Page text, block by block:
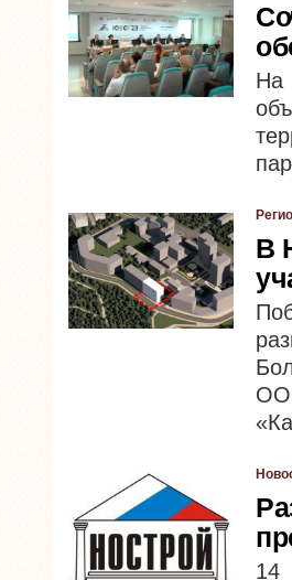
На
В
14